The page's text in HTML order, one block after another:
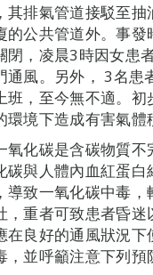
其排氣管道接駁至抽
的公共管道外。事發
閉，凌晨3時因女患
通風。另外， 3名患
班，至今無不適。初
境下造成有害氣體
氧化碳是含碳物質不
碳與人體內血紅蛋白
導致一氧化碳中毒，
，重者可致患者昏
在良好的通風狀況下
，並呼籲注意下列預